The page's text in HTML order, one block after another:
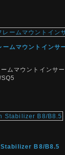
ムマウントインサ
ムマウントインサー
B8/B8.5